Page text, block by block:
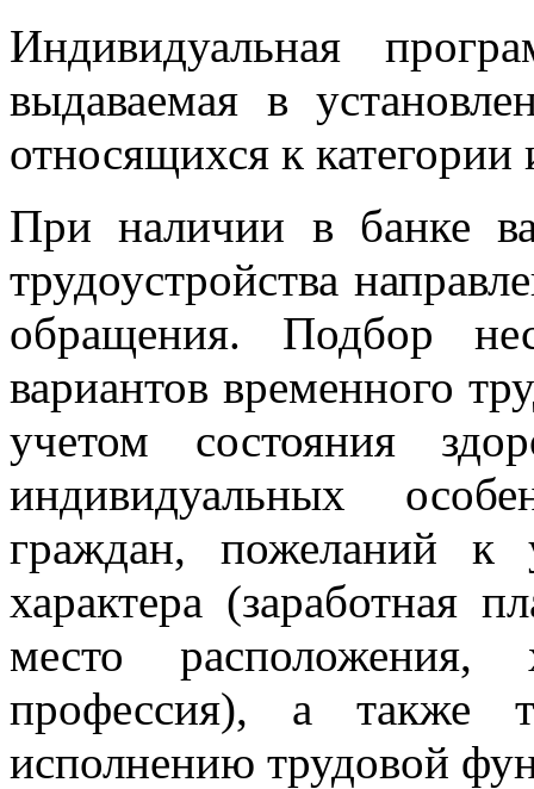
Индивидуальная
выдаваемая в
относящихся к категории
При наличии в банке
трудоустройства
обращения. Подбор
вариантов временного
учетом состояния
индивидуальных
граждан, пожеланий к
характера (заработная
место расположения,
профессия), а также
исполнению трудовой